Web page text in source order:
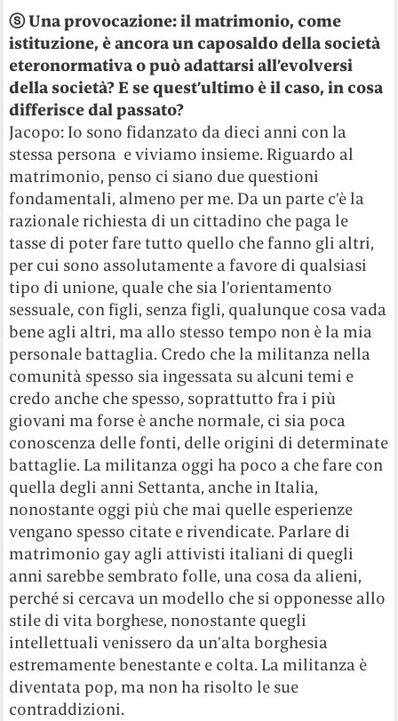
ⓢ Una provocazione: il matrimonio, come
istituzione, è ancora un caposaldo della società
eteronormativa o può adattarsi all’evolversi
della società? E se quest’ultimo è il caso, in cosa
differisce dal passato?
Jacopo: Io sono fidanzato da dieci anni con la
stessa persona e viviamo insieme. Riguardo al
matrimonio, penso ci siano due questioni
fondamentali, almeno per me. Da un parte c’è la
razionale richiesta di un cittadino che paga le
tasse di poter fare tutto quello che fanno gli altri,
per cui sono assolutamente a favore di qualsiasi
tipo di unione, quale che sia l’orientamento
sessuale, con figli, senza figli, qualunque cosa vada
bene agli altri, ma allo stesso tempo non è la mia
personale battaglia. Credo che la militanza nella
comunità spesso sia ingessata su alcuni temi e
credo anche che spesso, soprattutto fra i più
giovani ma forse è anche normale, ci sia poca
conoscenza delle fonti, delle origini di determinate
battaglie. La militanza oggi ha poco a che fare con
quella degli anni Settanta, anche in Italia,
nonostante oggi più che mai quelle esperienze
vengano spesso citate e rivendicate. Parlare di
matrimonio gay agli attivisti italiani di quegli
anni sarebbe sembrato folle, una cosa da alieni,
perché si cercava un modello che si opponesse allo
stile di vita borghese, nonostante quegli
intellettuali venissero da un’alta borghesia
estremamente benestante e colta. La militanza è
diventata pop, ma non ha risolto le sue
contraddizioni.